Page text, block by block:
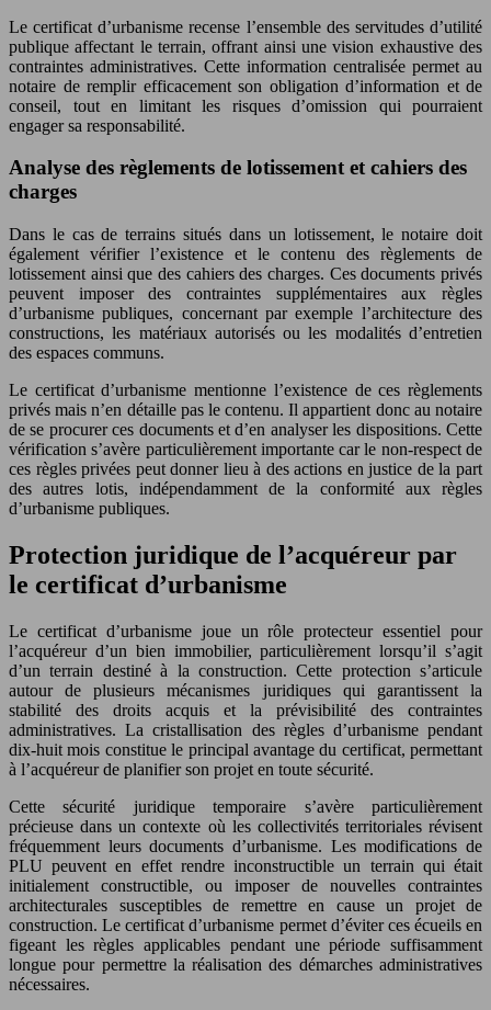
Le certificat d’urbanisme recense l’ensemble des servitudes d’utilité
publique affectant le terrain, offrant ainsi une vision exhaustive des
contraintes administratives. Cette information centralisée permet au
notaire de remplir efficacement son obligation d’information et de
conseil, tout en limitant les risques d’omission qui pourraient
engager sa responsabilité.
Analyse des règlements de lotissement et cahiers des
charges
Dans le cas de terrains situés dans un lotissement, le notaire doit
également vérifier l’existence et le contenu des règlements de
lotissement ainsi que des cahiers des charges. Ces documents privés
peuvent imposer des contraintes supplémentaires aux règles
d’urbanisme publiques, concernant par exemple l’architecture des
constructions, les matériaux autorisés ou les modalités d’entretien
des espaces communs.
Le certificat d’urbanisme mentionne l’existence de ces règlements
privés mais n’en détaille pas le contenu. Il appartient donc au notaire
de se procurer ces documents et d’en analyser les dispositions. Cette
vérification s’avère particulièrement importante car le non-respect de
ces règles privées peut donner lieu à des actions en justice de la part
des autres lotis, indépendamment de la conformité aux règles
d’urbanisme publiques.
Protection juridique de l’acquéreur par
le certificat d’urbanisme
Le certificat d’urbanisme joue un rôle protecteur essentiel pour
l’acquéreur d’un bien immobilier, particulièrement lorsqu’il s’agit
d’un terrain destiné à la construction. Cette protection s’articule
autour de plusieurs mécanismes juridiques qui garantissent la
stabilité des droits acquis et la prévisibilité des contraintes
administratives. La cristallisation des règles d’urbanisme pendant
dix-huit mois constitue le principal avantage du certificat, permettant
à l’acquéreur de planifier son projet en toute sécurité.
Cette sécurité juridique temporaire s’avère particulièrement
précieuse dans un contexte où les collectivités territoriales révisent
fréquemment leurs documents d’urbanisme. Les modifications de
PLU peuvent en effet rendre inconstructible un terrain qui était
initialement constructible, ou imposer de nouvelles contraintes
architecturales susceptibles de remettre en cause un projet de
construction. Le certificat d’urbanisme permet d’éviter ces écueils en
figeant les règles applicables pendant une période suffisamment
longue pour permettre la réalisation des démarches administratives
nécessaires.